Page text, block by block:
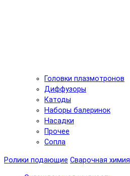
Головки плазмотронов
Диффузоры
Катоды
Наборы балеринок
Насадки
Прочее
Сопла
Ролики подающие Сварочная химия